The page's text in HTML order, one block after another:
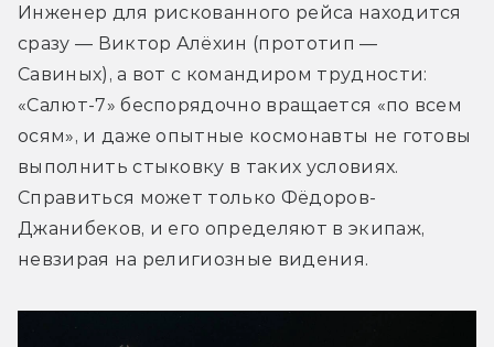
Инженер для рискованного рейса находится
сразу — Виктор Алёхин (прототип —
Савиных), а вот с командиром трудности:
«Салют-7» беспорядочно вращается «по всем
осям», и даже опытные космонавты не готовы
выполнить стыковку в таких условиях.
Справиться может только Фёдоров-
Джанибеков, и его определяют в экипаж,
невзирая на религиозные видения.